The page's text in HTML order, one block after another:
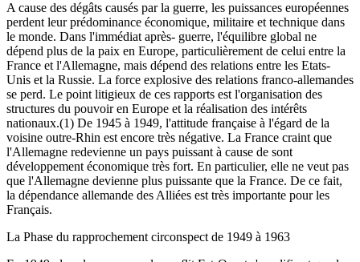
A cause des dégâts causés par la guerre, les puissances européennes
perdent leur prédominance économique, militaire et technique dans
le monde. Dans l'immédiat après- guerre, l'équilibre global ne
dépend plus de la paix en Europe, particulièrement de celui entre la
France et l'Allemagne, mais dépend des relations entre les Etats-
Unis et la Russie. La force explosive des relations franco-allemandes
se perd. Le point litigieux de ces rapports est l'organisation des
structures du pouvoir en Europe et la réalisation des intérêts
nationaux.(1) De 1945 à 1949, l'attitude française à l'égard de la
voisine outre-Rhin est encore très négative. La France craint que
l'Allemagne redevienne un pays puissant à cause de sont
développement économique très fort. En particulier, elle ne veut pas
que l'Allemagne devienne plus puissante que la France. De ce fait,
la dépendance allemande des Alliées est très importante pour les
Français.
La Phase du rapprochement circonspect de 1949 à 1963